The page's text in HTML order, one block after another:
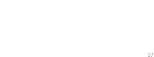
17